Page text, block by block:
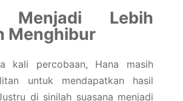
Menjadi Lebih
Menghibur
kali percobaan, Hana masih
untuk mendapatkan hasil
di sinilah suasana menjadi